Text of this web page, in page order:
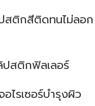
สติกสีติดทนไม่ลอก
สติกฟิลเลอร์
ไรเซอร์บำรุงผิว